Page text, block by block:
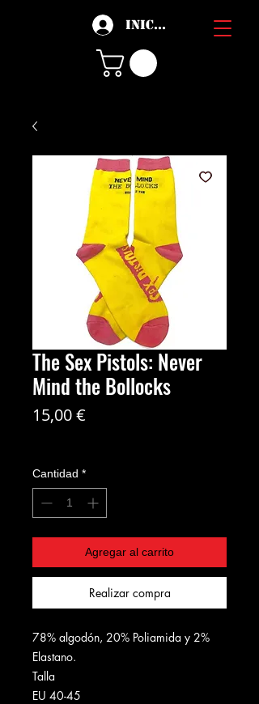
Iniciar sesión
The Sex Pistols: Never
Mind the Bollocks
15,00 €
Cantidad *
Agregar al carrito
Realizar compra
78% algodón, 20% Poliamida y 2%
Elastano.
Talla
EU 40-45